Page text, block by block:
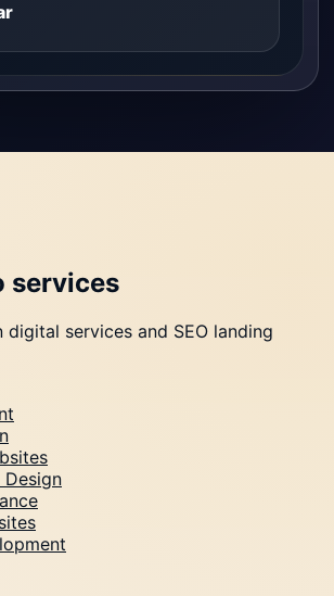
services
digital services and SEO landing
Design